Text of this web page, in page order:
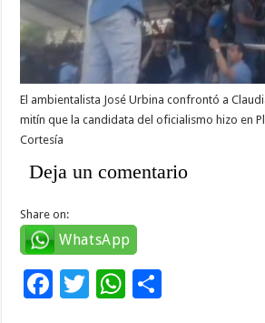
El ambientalista José Urbina confrontó a
mitín que la candidata del oficialismo hizo en
Cortesía
Deja un comentario
Share on:
WhatsApp
F
T
W